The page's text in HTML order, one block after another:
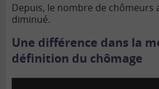
Depuis, le nombre de chômeurs
diminué.
Une différence dans la
définition du chômage